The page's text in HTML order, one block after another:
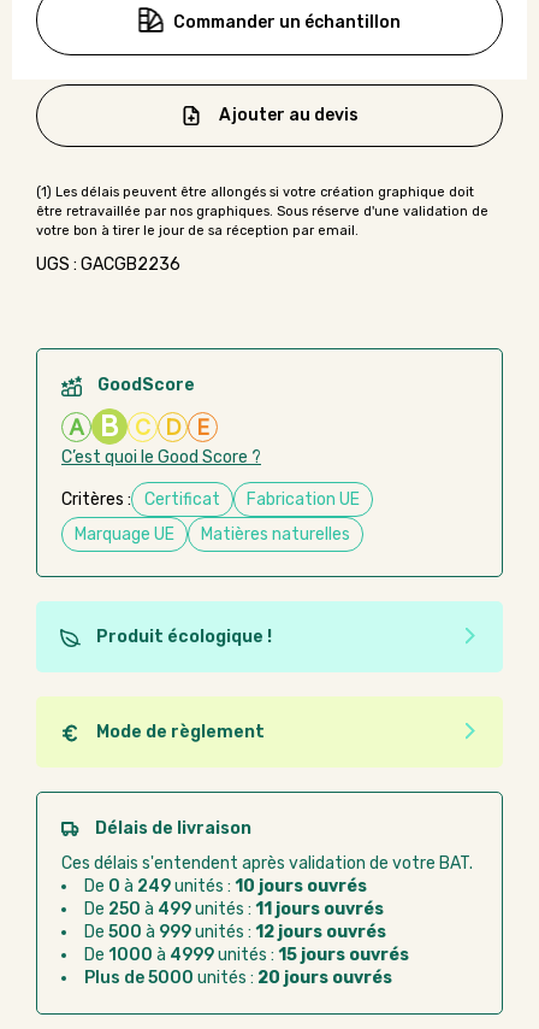
Commander un échantillon
Ajouter au devis
UGS : GACGB2236
GoodScore
A B C D E
C’est quoi le Good Score ?
Critères : Certificat
Fabrication UE
Marquage UE
Matières naturelles
Produit écologique !
Ce produit est éco-conçu, il a été fabriqué à partir de
matériaux recyclés ou recyclables. Ces produits
peuvent plus facilement obtenir une seconde vie
après utilisation. L'origine de fabrication du produit
n'entre pas dans les critères d'éco-conception.
Mode de règlement
Quel que soit le mode de règlement, vous pouvez
passer commande en ligne sur Good Act.
Paiement CB :paiement sécurisé par carte
Virement bancaire :règlement sur facture
après la commande
Chorus Pro :règlement par mandat
administratif après la commande
Délais de livraison
Ces délais s'entendent après validation de votre BAT.
De 0 à 249unités : 10 jours ouvrés
De 250 à 499unités : 11 jours ouvrés
De 500 à 999unités : 12 jours ouvrés
De 1000 à 4999unités : 15 jours ouvrés
Plus de 5000 unités : 20 jours ouvrés